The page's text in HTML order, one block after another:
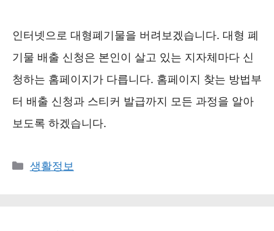
인터넷으로 대형폐기물을 버려보겠습니다. 대형 폐
기물 배출 신청은 본인이 살고 있는 지자체마다 신
청하는 홈페이지가 다릅니다. 홈페이지 찾는 방법부
터 배출 신청과 스티커 발급까지 모든 과정을 알아
보도록 하겠습니다.
카
생활정보